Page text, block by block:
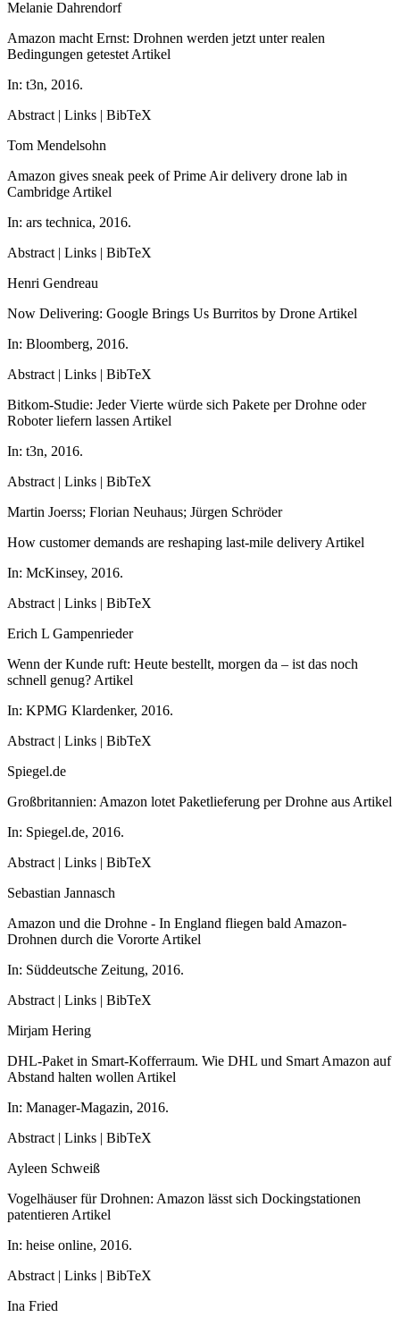
Melanie Dahrendorf
Amazon macht Ernst: Drohnen werden jetzt unter realen
Bedingungen getestetArtikel
In: t3n, 2016.
Abstract| Links
BibTeX
Tom Mendelsohn
Amazon gives sneak peek of Prime Air delivery drone lab in
CambridgeArtikel
In: ars technica, 2016.
Abstract| Links
BibTeX
Henri Gendreau
Now Delivering: Google Brings Us Burritos by DroneArtikel
In: Bloomberg, 2016.
Abstract| Links
BibTeX
Bitkom-Studie: Jeder Vierte würde sich Pakete per Drohne oder
Roboter liefern lassenArtikel
In: t3n, 2016.
Abstract| Links
BibTeX
Martin Joerss; Florian Neuhaus; Jürgen Schröder
How customer demands are reshaping last-mile deliveryArtikel
In: McKinsey, 2016.
Abstract| Links
BibTeX
Erich L Gampenrieder
Wenn der Kunde ruft: Heute bestellt, morgen da – ist das noch
schnell genug?Artikel
In: KPMG Klardenker, 2016.
Abstract| Links
BibTeX
Spiegel.de
Großbritannien: Amazon lotet Paketlieferung per Drohne ausArtikel
In: Spiegel.de, 2016.
Abstract| Links
BibTeX
Sebastian Jannasch
Amazon und die Drohne - In England fliegen bald Amazon-
Drohnen durch die VororteArtikel
In: Süddeutsche Zeitung, 2016.
Abstract| Links
BibTeX
Mirjam Hering
DHL-Paket in Smart-Kofferraum. Wie DHL und Smart Amazon auf
Abstand halten wollenArtikel
In: Manager-Magazin, 2016.
Abstract| Links
BibTeX
Ayleen Schweiß
Vogelhäuser für Drohnen: Amazon lässt sich Dockingstationen
patentierenArtikel
In: heise online, 2016.
Abstract| Links
BibTeX
Ina Fried